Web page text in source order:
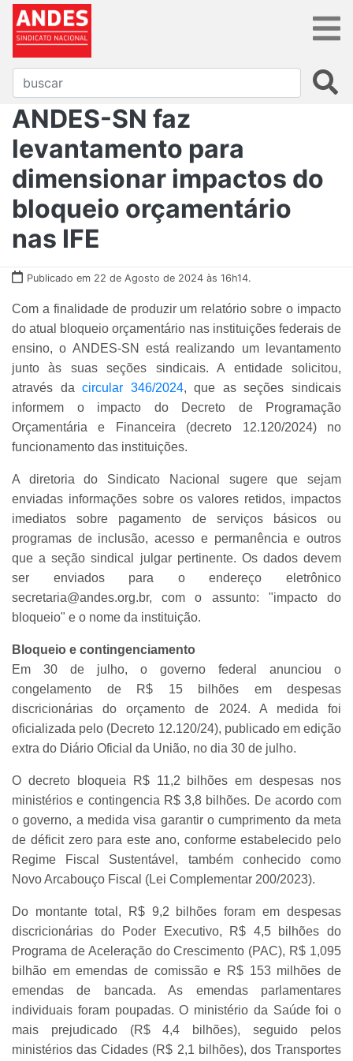
ANDES-SN faz
levantamento para
dimensionar impactos do
bloqueio orçamentário
nas IFE
Publicado em 22 de Agosto de 2024 às 16h14.
Com a finalidade de produzir um relatório sobre o impacto
do atual bloqueio orçamentário nas instituições federais de
ensino, o ANDES-SN está realizando um levantamento
junto às suas seções sindicais. A entidade solicitou,
através dacircular 346/2024, que as seções sindicais
informem o impacto do Decreto de Programação
Orçamentária e Financeira (decreto 12.120/2024) no
funcionamento das instituições.
A diretoria do Sindicato Nacional sugere que sejam
enviadas informações sobre os valores retidos, impactos
imediatos sobre pagamento de serviços básicos ou
programas de inclusão, acesso e permanência e outros
que a seção sindical julgar pertinente. Os dados devem
ser enviados para o endereço eletrônico
secretaria@andes.org.br, com o assunto: "impacto do
bloqueio" e o nome da instituição.
Bloqueio e contingenciamento
Em 30 de julho, o governo federal anunciou o
congelamento de R$ 15 bilhões em despesas
discricionárias do orçamento de 2024. A medida foi
oficializada pelo (Decreto 12.120/24), publicado em edição
extra do Diário Oficial da União, no dia 30 de julho.
O decreto bloqueia R$ 11,2 bilhões em despesas nos
ministérios e contingencia R$ 3,8 bilhões. De acordo com
o governo, a medida visa garantir o cumprimento da meta
de déficit zero para este ano, conforme estabelecido pelo
Regime Fiscal Sustentável, também conhecido como
Novo Arcabouço Fiscal (Lei Complementar 200/2023).
Do montante total, R$ 9,2 bilhões foram em despesas
discricionárias do Poder Executivo, R$ 4,5 bilhões do
Programa de Aceleração do Crescimento (PAC), R$ 1,095
bilhão em emendas de comissão e R$ 153 milhões de
emendas de bancada. As emendas parlamentares
individuais foram poupadas. O ministério da Saúde foi o
mais prejudicado (R$ 4,4 bilhões), seguido pelos
ministérios das Cidades (R$ 2,1 bilhões), dos Transportes